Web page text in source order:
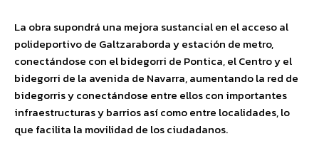
La obra supondrá una mejora sustancial en el acceso al
polideportivo de Galtzaraborda y estación de metro,
conectándose con el bidegorri de Pontica, el Centro y el
bidegorri de la avenida de Navarra, aumentando la red de
bidegorris y conectándose entre ellos con importantes
infraestructuras y barrios así como entre localidades, lo
que facilita la movilidad de los ciudadanos.